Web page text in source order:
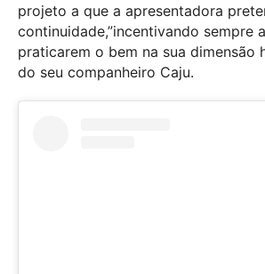
projeto a que a apresentadora
continuidade,”incentivando sempre
praticarem o bem na sua dimensão
do seu companheiro Caju.